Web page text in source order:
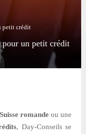
petit crédit
pour un petit crédit
romande ou une
, Day-Conseils se